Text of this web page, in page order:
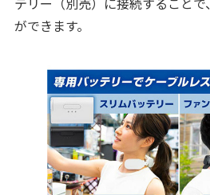
ができます。